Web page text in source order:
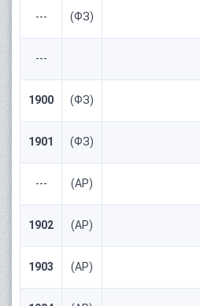
--- (ФЗ)
---
1900 (ФЗ)
1901 (ФЗ)
--- (АР)
1902 (АР)
1903 (АР)